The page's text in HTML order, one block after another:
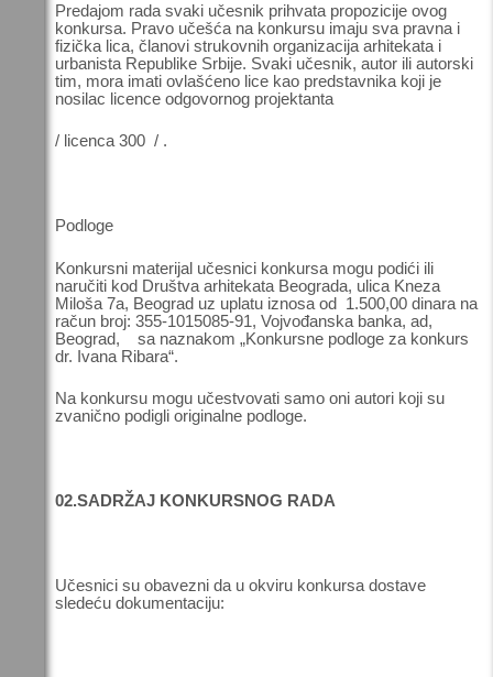
Predajom rada svaki učesnik prihvata propozicije ovog
konkursa. Pravo učešća na konkursu imaju sva pravna i
fizička lica, članovi strukovnih organizacija arhitekata i
urbanista Republike Srbije. Svaki učesnik, autor ili autorski
tim, mora imati ovlašćeno lice kao predstavnika koji je
nosilac licence odgovornog projektanta
/ licenca 300 / .
Podloge
Konkursni materijal učesnici konkursa mogu podići ili
naručiti kod Društva arhitekata Beograda, ulica Kneza
Miloša 7a, Beograd uz uplatu iznosa od 1.500,00 dinara na
račun broj: 355-1015085-91, Vojvođanska banka, ad,
Beograd, sa naznakom „Konkursne podloge za konkurs
dr. Ivana Ribara“.
Na konkursu mogu učestvovati samo oni autori koji su
zvanično podigli originalne podloge.
02.SADRŽAJ KONKURSNOG RADA
Učesnici su obavezni da u okviru konkursa dostave
sledeću dokumentaciju: